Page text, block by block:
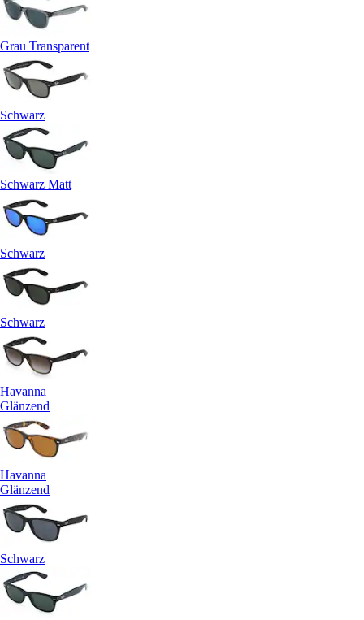
Grau Transparent
Schwarz
Schwarz Matt
Schwarz
Schwarz
Havanna
Glänzend
Havanna
Glänzend
Schwarz